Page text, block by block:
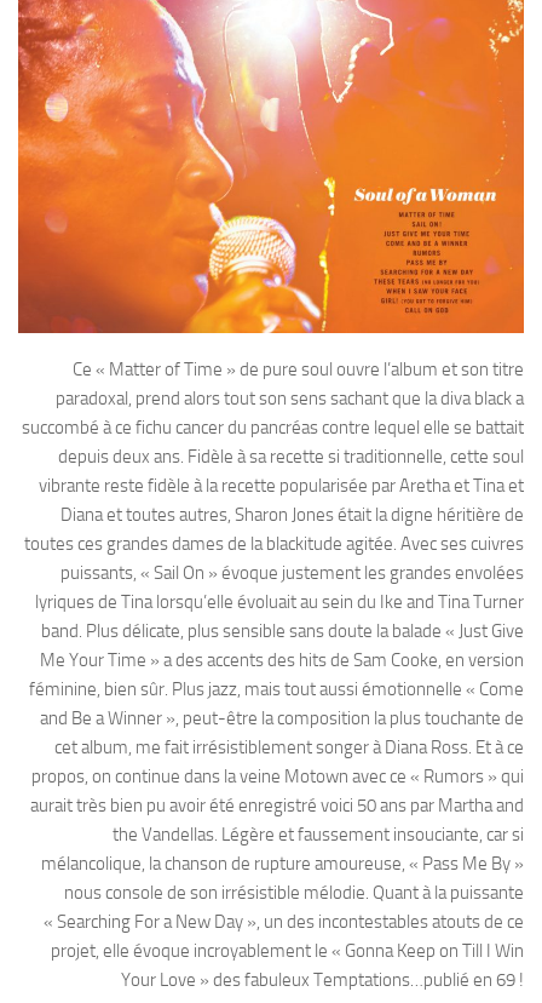
Ce « Matter of Time » de pure soul ouvre l’album et son titre
paradoxal, prend alors tout son sens sachant que la diva black a
succombé à ce fichu cancer du pancréas contre lequel elle se battait
depuis deux ans. Fidèle à sa recette si traditionnelle, cette soul
vibrante reste fidèle à la recette popularisée par Aretha et Tina et
Diana et toutes autres, Sharon Jones était la digne héritière de
toutes ces grandes dames de la blackitude agitée. Avec ses cuivres
puissants, « Sail On » évoque justement les grandes envolées
lyriques de Tina lorsqu’elle évoluait au sein du Ike and Tina Turner
band. Plus délicate, plus sensible sans doute la balade « Just Give
Me Your Time » a des accents des hits de Sam Cooke, en version
féminine, bien sûr. Plus jazz, mais tout aussi émotionnelle « Come
and Be a Winner », peut-être la composition la plus touchante de
cet album, me fait irrésistiblement songer à Diana Ross. Et à ce
propos, on continue dans la veine Motown avec ce « Rumors » qui
aurait très bien pu avoir été enregistré voici 50 ans par Martha and
the Vandellas. Légère et faussement insouciante, car si
mélancolique, la chanson de rupture amoureuse, « Pass Me By »
nous console de son irrésistible mélodie. Quant à la puissante
« Searching For a New Day », un des incontestables atouts de ce
projet, elle évoque incroyablement le « Gonna Keep on Till I Win
Your Love » des fabuleux Temptations…publié en 69 !